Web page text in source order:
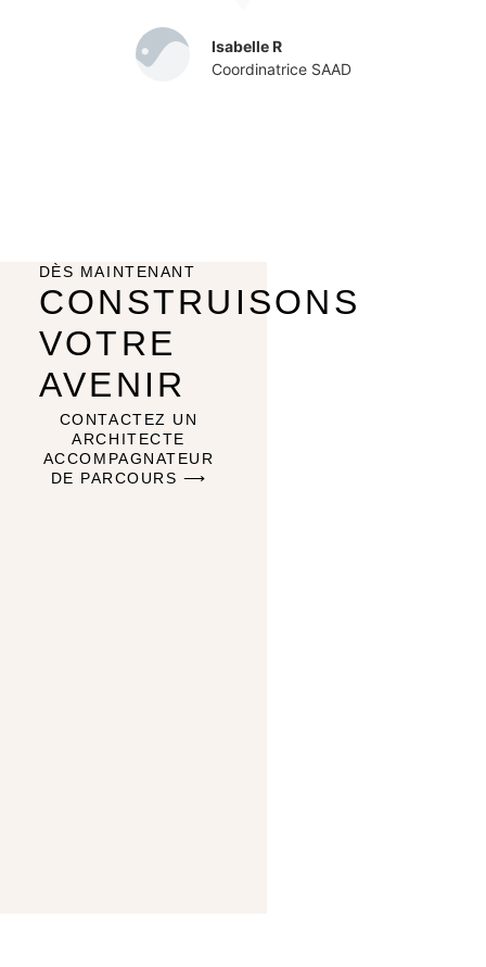
Isabelle R
Coordinatrice SAAD
DÈS MAINTENANT
CONSTRUISONS
VOTRE
AVENIR
CONTACTEZ UN
ARCHITECTE
ACCOMPAGNATEUR
DE PARCOURS ⟶